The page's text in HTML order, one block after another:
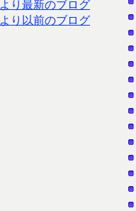
より最新のブログ
より以前のブログ